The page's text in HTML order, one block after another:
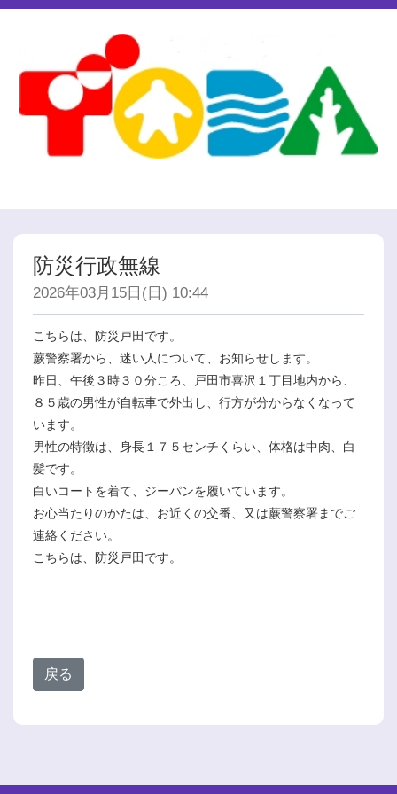
防災行政無線
2026年03月15日(日) 10:44
こちらは、防災戸田です。
蕨警察署から、迷い人について、お知らせします。
昨日、午後３時３０分ころ、戸田市喜沢１丁目地内から、
８５歳の男性が自転車で外出し、行方が分からなくなって
います。
男性の特徴は、身長１７５センチくらい、体格は中肉、白
髪です。
白いコートを着て、ジーパンを履いています。
お心当たりのかたは、お近くの交番、又は蕨警察署までご
連絡ください。
こちらは、防災戸田です。
戻る